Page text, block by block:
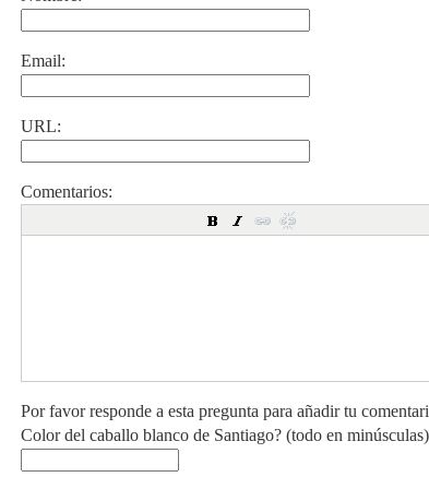
Email:
URL:
Comentarios:
Por favor responde a esta pregunta para añadir tu
Color del caballo blanco de Santiago? (todo en minúsculas)